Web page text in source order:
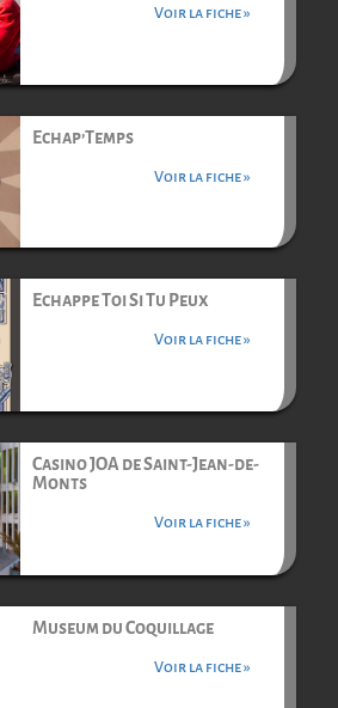
Voir la fiche »
Echap’Temps
Voir la fiche »
Echappe Toi Si Tu Peux
Voir la fiche »
Casino JOA de Saint-Jean-de-
Monts
Voir la fiche »
Museum du Coquillage
Voir la fiche »